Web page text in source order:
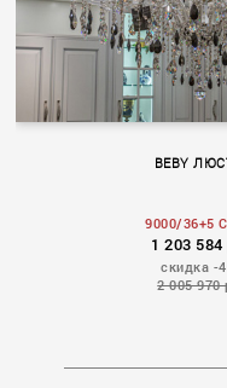
BEBY
9000/36+5
1 203 584
скидка -
2 005 970